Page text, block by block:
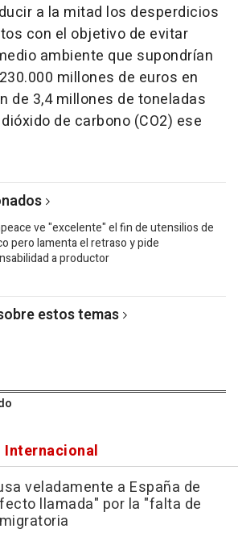
a la mitad los desperdicios
con el objetivo de evitar
ambiente que supondrían
millones de euros en
de 3,4 millones de toneladas
de carbono (CO2) ese
ve "excelente" el fin de utensilios de
pero lamenta el retraso y pide
a productor
estos temas
Internacional
veladamente a España de
llamada" por la "falta de